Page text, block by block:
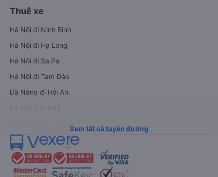
Thuê xe
Hà Nội đi Ninh Bình
Hà Nội đi Hạ Long
Hà Nội đi Sa Pa
Hà Nội đi Tam Đảo
Đà Nẵng đi Hội An
Xem tất cả tuyến đường